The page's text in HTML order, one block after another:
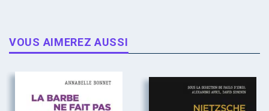
VOUS AIMEREZ AUSSI